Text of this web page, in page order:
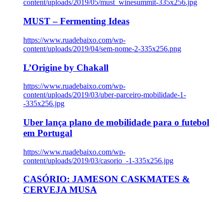
content/uploads/2019/05/must_winesummit-335x256.jpg
MUST – Fermenting Ideas
https://www.ruadebaixo.com/wp-
content/uploads/2019/04/sem-nome-2-335x256.png
L’Origine by Chakall
https://www.ruadebaixo.com/wp-
content/uploads/2019/03/uber-parceiro-mobilidade-1-
-335x256.jpg
Uber lança plano de mobilidade para o futebol
em Portugal
https://www.ruadebaixo.com/wp-
content/uploads/2019/03/casorio_-1-335x256.jpg
CASÓRIO: JAMESON CASKMATES &
CERVEJA MUSA